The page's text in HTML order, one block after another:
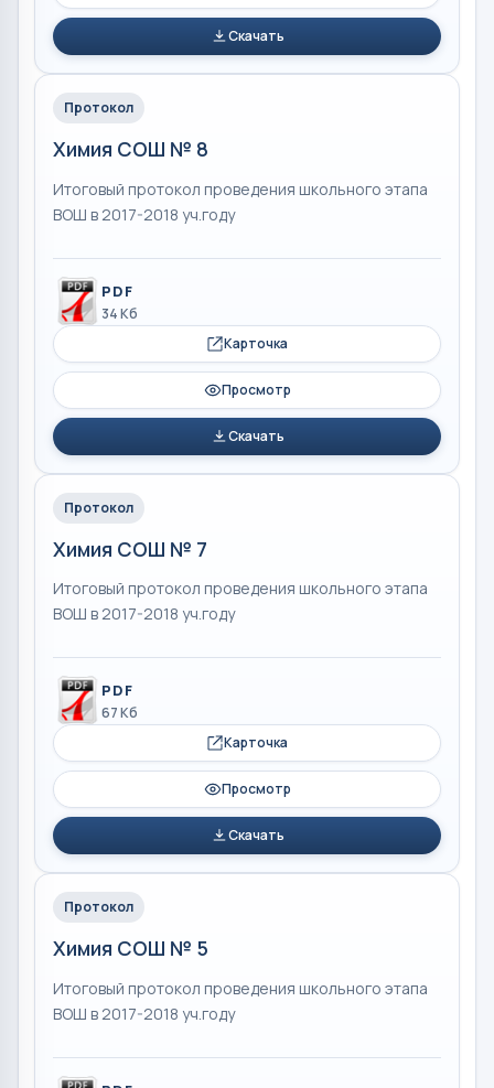
Скачать
Протокол
Химия СОШ № 8
Итоговый протокол проведения школьного этапа
ВОШ в 2017-2018 уч.году
PDF
34 Кб
Карточка
Просмотр
Скачать
Протокол
Химия СОШ № 7
Итоговый протокол проведения школьного этапа
ВОШ в 2017-2018 уч.году
PDF
67 Кб
Карточка
Просмотр
Скачать
Протокол
Химия СОШ № 5
Итоговый протокол проведения школьного этапа
ВОШ в 2017-2018 уч.году